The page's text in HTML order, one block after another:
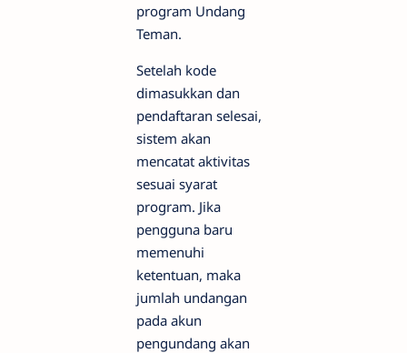
program Undang
Teman.
Setelah kode
dimasukkan dan
pendaftaran selesai,
sistem akan
mencatat aktivitas
sesuai syarat
program. Jika
pengguna baru
memenuhi
ketentuan, maka
jumlah undangan
pada akun
pengundang akan